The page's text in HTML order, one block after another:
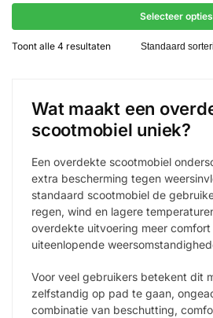
Selecteer opties
Toont alle 4 resultaten
Wat maakt een
scootmobiel uniek?
Een overdekte scootmobiel
extra bescherming tegen
standaard scootmobiel de
regen, wind en lagere
overdekte uitvoering meer
uiteenlopende
Voor veel gebruikers betekent dit
zelfstandig op pad te gaan,
combinatie van beschutting,